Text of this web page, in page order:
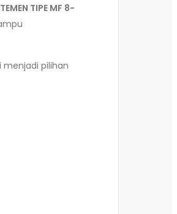
TIPE MF 8-
menjadi pilihan